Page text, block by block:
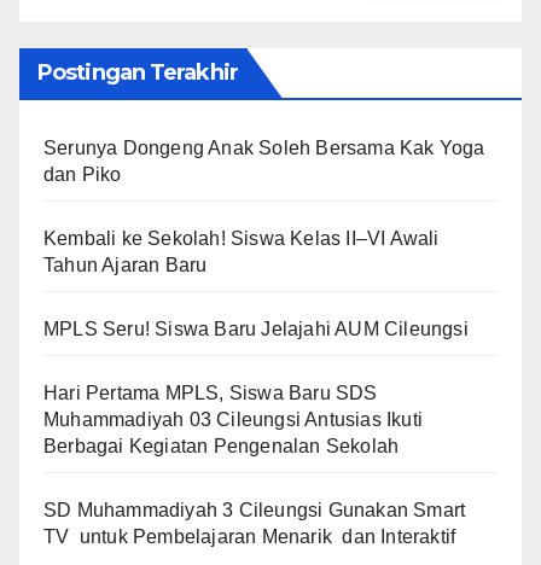
Postingan Terakhir
Serunya Dongeng Anak Soleh Bersama Kak Yoga
dan Piko
Kembali ke Sekolah! Siswa Kelas II–VI Awali
Tahun Ajaran Baru
MPLS Seru! Siswa Baru Jelajahi AUM Cileungsi
Hari Pertama MPLS, Siswa Baru SDS
Muhammadiyah 03 Cileungsi Antusias Ikuti
Berbagai Kegiatan Pengenalan Sekolah
SD Muhammadiyah 3 Cileungsi Gunakan Smart
TV untuk Pembelajaran Menarik dan Interaktif